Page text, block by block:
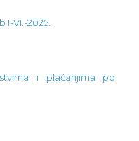
I-VI.-2025.
i plaćanjima po